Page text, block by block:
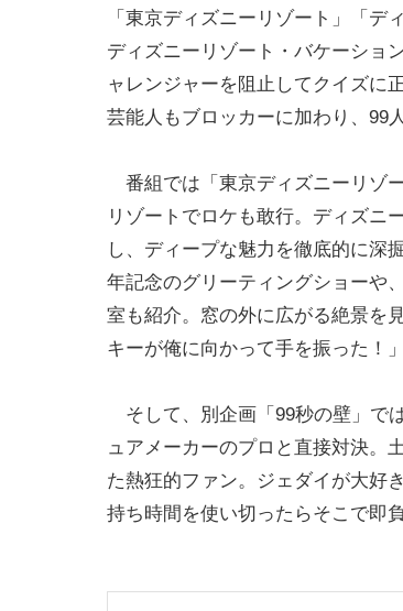
「東京ディズニーリゾート」「
ディズニーリゾート・バケーショ
ャレンジャーを阻止してクイズに
芸能人もブロッカーに加わり、99
番組では「東京ディズニーリゾ
リゾートでロケも敢行。ディズニ
し、ディープな魅力を徹底的に深
年記念のグリーティングショーや
室も紹介。窓の外に広がる絶景を
キーが俺に向かって手を振った！
そして、別企画「99秒の壁」で
ュアメーカーのプロと直接対決。
た熱狂的ファン。ジェダイが大好
持ち時間を使い切ったらそこで即